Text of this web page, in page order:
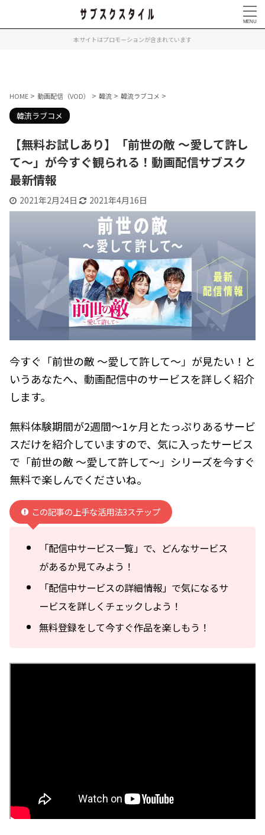
本サイトはプロモーションが含まれています
HOME > 動画配信（VOD） > 韓流 > 韓流ラブコメ >
韓流ラブコメ
【無料お試しあり】「前世の敵 ～愛して許し
て～」が今すぐ観られる！動画配信サブスク
最新情報
2021年2月24日 2021年4月16日
今すぐ「前世の敵 ～愛して許して～」が見たい！と
いうあなたへ、動画配信中のサービスを詳しく紹介
します。
無料体験期間が2週間～1ヶ月とたっぷりあるサービ
スだけを紹介していますので、気に入ったサービス
で「前世の敵 ～愛して許して～」シリーズを今すぐ
無料で楽しんでくださいね。
この記事の上手な活用法3ステップ
「配信中サービス一覧」で、どんなサービス
があるか見てみよう！
「配信中サービスの詳細情報」で気になるサ
ービスを詳しくチェックしよう！
無料登録をして今すぐ作品を楽しもう！